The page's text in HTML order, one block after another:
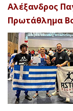
Αλέξανδρος
Πρωτάθλημα